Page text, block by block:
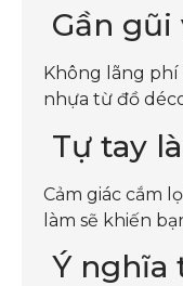
Gần
Không lãng phí
nhựa từ đồ
Tự tay
Cảm giác cắm
làm sẽ khiến
Ý nghĩa